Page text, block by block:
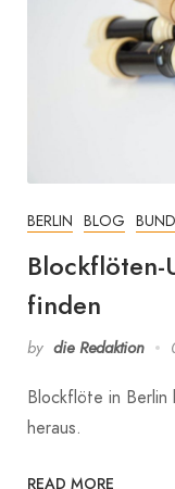
BERLIN BLOG
finden
by die Redaktion
Blockflöte in Berlin
heraus.
READ MORE